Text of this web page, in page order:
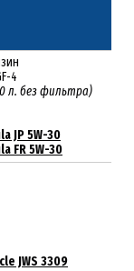
4
л. без фильтра)
JP 5W-30
FR 5W-30
JWS 3309